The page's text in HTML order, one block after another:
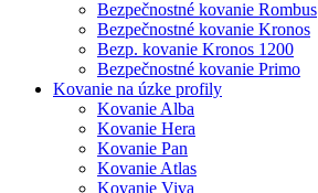
Bezpečnostné kovanie Rombus
Bezpečnostné kovanie Kronos
Bezp. kovanie Kronos 1200
Bezpečnostné kovanie Primo
Kovanie na úzke profily
Kovanie Alba
Kovanie Hera
Kovanie Pan
Kovanie Atlas
Kovanie Viva